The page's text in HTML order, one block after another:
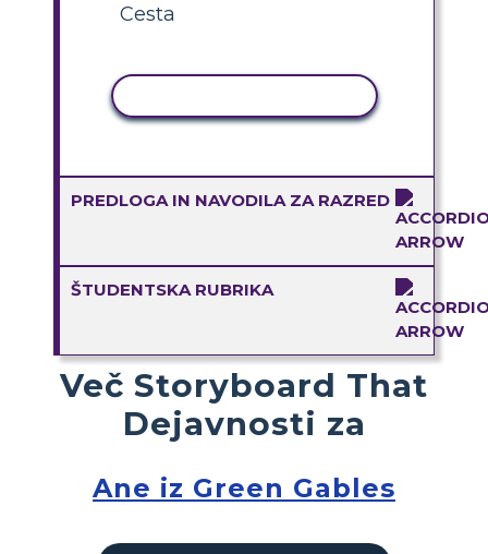
Cesta
PREDLOGA IN NAVODILA ZA RAZRED
ŠTUDENTSKA RUBRIKA
Več Storyboard That
Dejavnosti za
Ane iz Green Gables